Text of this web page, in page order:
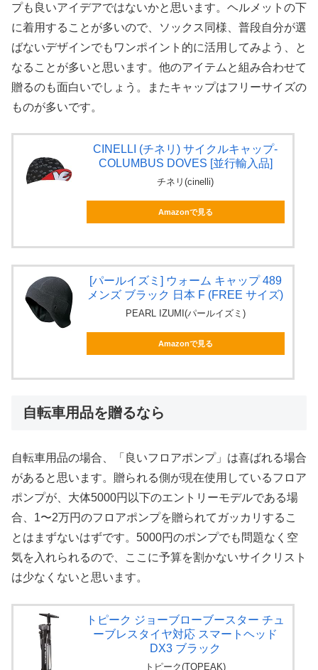
プも良いアイデアではないかと思います。ヘルメットの下
に着用することが多いので、ソックス同様、普段自分が選
ばないデザインでもワンポイント的に活用してみよう、と
なることが多いと思います。他のアイテムと組み合わせて
贈るのも面白いでしょう。またキャップはフリーサイズの
ものが多いです。
CINELLI (チネリ) サイクルキャップ-
COLUMBUS DOVES [並行輸入品]
チネリ(cinelli)
Amazonで見る
[パールイズミ] ウォーム キャップ 489
メンズ ブラック 日本 F (FREE サイズ)
PEARL IZUMI(パールイズミ)
Amazonで見る
自転車用品を贈るなら
自転車用品の場合、「良いフロアポンプ」は喜ばれる場合
があると思います。贈られる側が現在使用しているフロア
ポンプが、大体5000円以下のエントリーモデルである場
合、1〜2万円のフロアポンプを贈られてガッカリするこ
とはまずないはずです。5000円のポンプでも問題なく空
気を入れられるので、ここに予算を割かないサイクリスト
は少なくないと思います。
トピーク ジョーブローブースター チュ
ーブレスタイヤ対応 スマートヘッド
DX3 ブラック
トピーク(TOPEAK)